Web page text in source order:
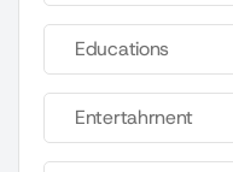
Educations
Entertahrnent